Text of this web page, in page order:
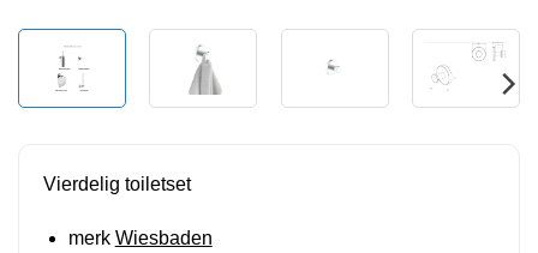
Vierdelig toiletset
merk Wiesbaden